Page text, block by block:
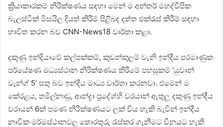
ක්‍රියාකාරකම් නිරීක්ෂණය සඳහා මෙන් ම අන්තර් මහද්වීපික
බැලස්ටික් මිසයිල දියත් කිරීම් පිළිබඳ දත්ත එක්රැස් කිරීම් සඳහා
භාවිත කරන බව CNN-News18 වාර්තා කළා.
දකුණු ඉන්දියාවේ කල්පක්කම්, කුඩන්කුලම් වැනි ඉන්දීය පරමාණුක
පර්යේෂණ මධ්‍යස්ථාන නිරික්ෂණය කිරීමේ පහසුකම් ‘යුවාන්
වැන්ග් 5’ සතු බව ඉන්දීය මාධ්‍ය වාර්තා කරනවා. එමෙන් ම
කේරළය, තමිල්නාඩු, ආන්ද්‍රා ප්‍රදේශ්හි වරයාන් ඇතුලු දකුණු ඉන්දීය
වරායන් 6ක් පමණ නිරීක්ෂණයට ලක් විය හැකි බැවින් ඉන්දීය
නාවික මර්මස්ථානවල තොරතුරු රැස්කර ගැනීමට චීනයට හැකි